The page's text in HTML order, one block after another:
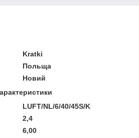
Kratki
Польща
Новий
LUFT/NL/6/40/45S/K
2,4
6,00